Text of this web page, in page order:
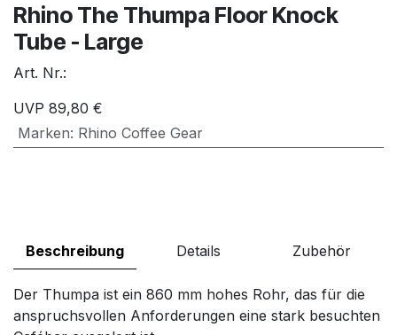
Rhino The Thumpa Floor Knock
Tube - Large
Art. Nr.:
UVP 89,80 €
Marken: Rhino Coffee Gear
Beschreibung Details Zubehör
Der Thumpa ist ein 860 mm hohes Rohr, das für die
anspruchsvollen Anforderungen eine stark besuchten